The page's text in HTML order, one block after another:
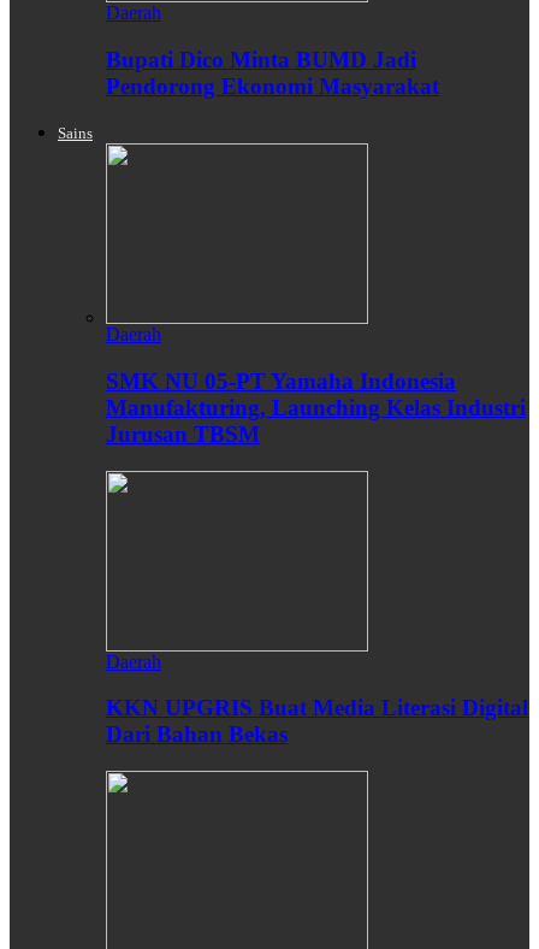
Daerah
Bupati Dico Minta BUMD Jadi
Pendorong Ekonomi Masyarakat
Sains
Daerah
SMK NU 05-PT Yamaha Indonesia
Manufakturing, Launching Kelas Industri
Jurusan TBSM
Daerah
KKN UPGRIS Buat Media Literasi Digital
Dari Bahan Bekas